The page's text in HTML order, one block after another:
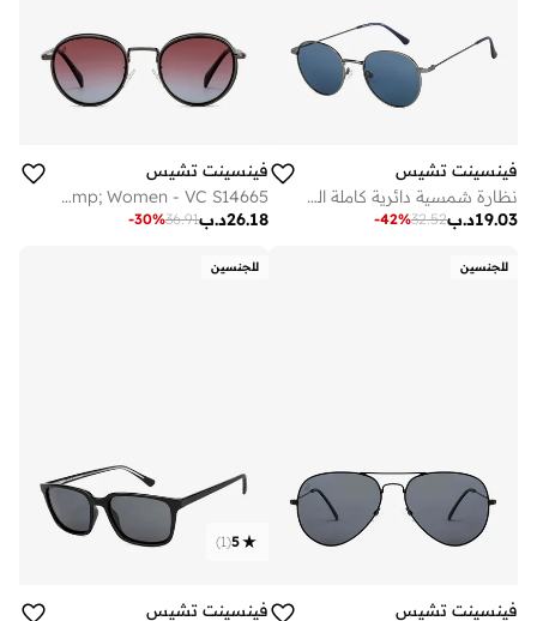
فينسينت تشيس
نظارة شمسية دائرية كاملة الحواف من فينسنت تشيس بواسطة لينسكارت للرجال والنساء
د.ب19.03
32.52
-42%
فينسينت تشيس
Wired Up By Lenskart Full Rim Round Polarized &amp; UV Protected Sunglasses For Men &amp; Women - VC S14665
د.ب26.18
36.91
-30%
للجنسين
فينسينت تشيس
للجنسين
5
(
1
)
فينسينت تشيس